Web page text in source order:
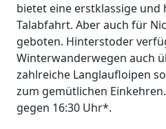
bietet eine erstklassige
Talabfahrt. Aber auch für
geboten. Hinterstoder
Winterwanderwegen auch
zahlreiche Langlaufloipen
zum gemütlichen
gegen 16:30 Uhr*.